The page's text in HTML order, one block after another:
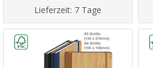
Lieferzeit: 7 Tage